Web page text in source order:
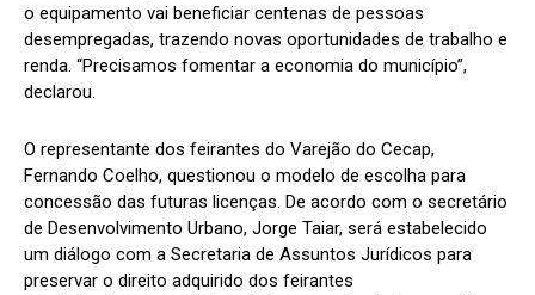
o equipamento vai beneficiar centenas de pessoas
desempregadas, trazendo novas oportunidades de trabalho e
renda. “Precisamos fomentar a economia do município”,
declarou.
O representante dos feirantes do Varejão do Cecap,
Fernando Coelho, questionou o modelo de escolha para
concessão das futuras licenças. De acordo com o secretário
de Desenvolvimento Urbano, Jorge Taiar, será estabelecido
um diálogo com a Secretaria de Assuntos Jurídicos para
preservar o direito adquirido dos feirantes